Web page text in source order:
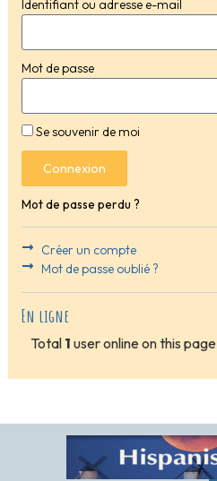
Identifiant ou adresse e-mail
Mot de passe
Se souvenir de moi
Connexion
Mot de passe perdu ?
Créer un compte
Mot de passe oublié ?
En ligne
Total 1 user online on this page